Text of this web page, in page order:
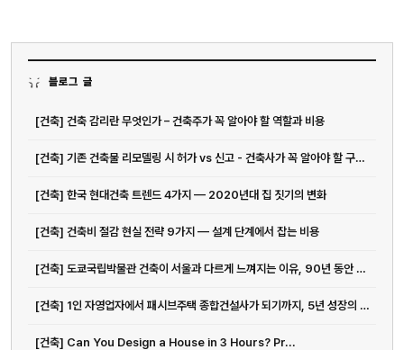
블로그 글
[건축] 건축 감리란 무엇인가 – 건축주가 꼭 알아야 할 역할과 비용
[건축] 기존 건축물 리모델링 시 허가 vs 신고 - 건축사가 꼭 알아야 할 구분 기준
[건축] 한국 현대건축 트렌드 4가지 — 2020년대 집 짓기의 변화
[건축] 건축비 절감 현실 전략 9가지 — 설계 단계에서 잡는 비용
[건축] 도쿄국립박물관 건축이 서울과 다르게 느껴지는 이유, 90년 동안 쌓...
[건축] 1인 자영업자에서 패시브주택 종합건설사가 되기까지, 5년 성장의 진짜 의미
[건축] Can You Design a House in 3 Hours? Pr...